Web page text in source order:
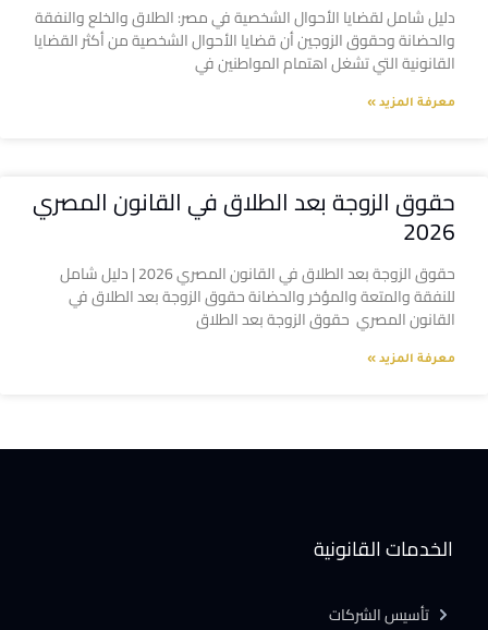
دليل شامل لقضايا الأحوال الشخصية في مصر: الطلاق والخلع والنفقة
والحضانة وحقوق الزوجين أن قضايا الأحوال الشخصية من أكثر القضايا
القانونية التي تشغل اهتمام المواطنين في
معرفة المزيد »
حقوق الزوجة بعد الطلاق في القانون المصري
2026
حقوق الزوجة بعد الطلاق في القانون المصري 2026 | دليل شامل
للنفقة والمتعة والمؤخر والحضانة حقوق الزوجة بعد الطلاق في
القانون المصري حقوق الزوجة بعد الطلاق
معرفة المزيد »
الخدمات القانونية
تأسيس الشركات